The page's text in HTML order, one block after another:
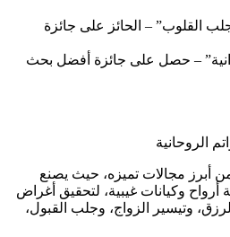
القلوب” – الحائز على جائزة
– حصل على جائزة أفضل بحث
الروحانية
أبرز مجالات تميزه، حيث يصنع
وكيانات غيبية، لتحقيق أغراض
وتيسير الزواج، وجلب القبول،